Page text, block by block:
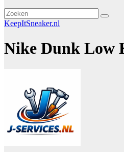
KeepItSneaker.nl
Nike Dunk Low